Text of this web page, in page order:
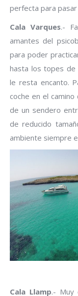
perfecta para
Cala Varques.-
amantes del
para poder
hasta los topes
le resta encanto.
coche en el
de un sendero
de reducido
ambiente siempre
Cala Llamp.- Muy